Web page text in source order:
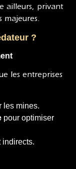
ailleurs, privant
majeures.
?
les entreprises
les mines.
pour optimiser
indirects.